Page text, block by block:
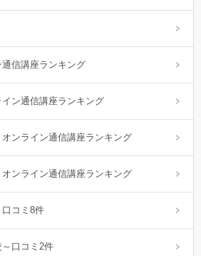
信講座ランキング
ン通信講座ランキング
ンライン通信講座ランキング
ンライン通信講座ランキング
コミ8件
口コミ2件